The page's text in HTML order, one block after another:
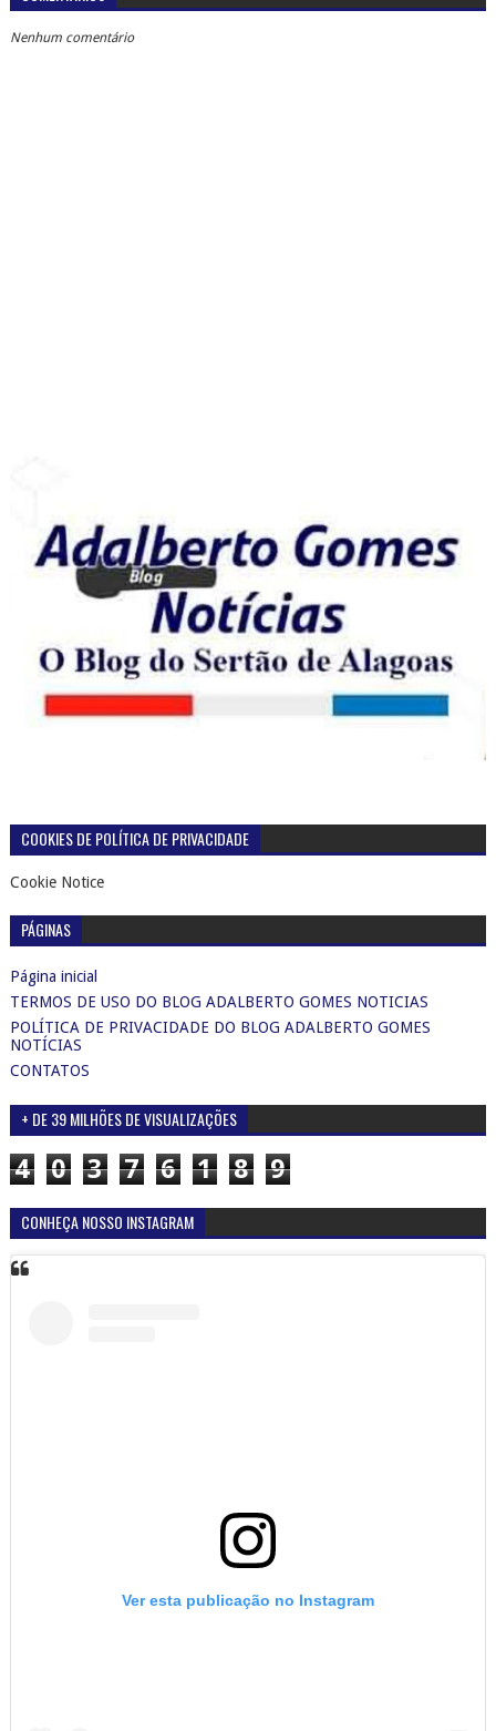
Nenhum comentário
COOKIES DE POLÍTICA DE PRIVACIDADE
Cookie Notice
PÁGINAS
Página inicial
TERMOS DE USO DO BLOG ADALBERTO GOMES NOTICIAS
POLÍTICA DE PRIVACIDADE DO BLOG ADALBERTO GOMES
NOTÍCIAS
CONTATOS
+ DE 39 MILHÕES DE VISUALIZAÇÕES
4 0 3 7 6 1 8 9
CONHEÇA NOSSO INSTAGRAM
Ver esta publicação no Instagram